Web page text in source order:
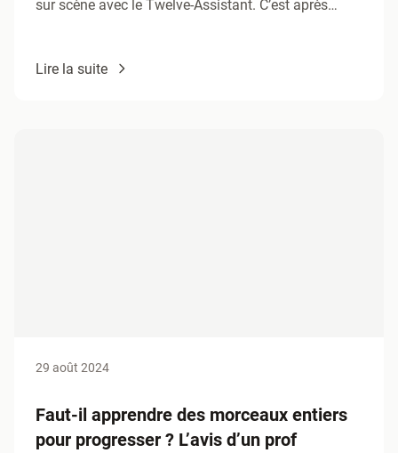
Lire la suite
29 août 2024
Faut-il apprendre des morceaux entiers
pour progresser ? L’avis d’un prof